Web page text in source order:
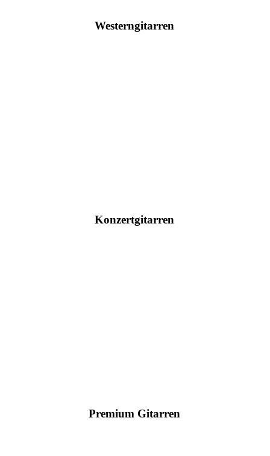
Westerngitarren
Konzertgitarren
Premium Gitarren